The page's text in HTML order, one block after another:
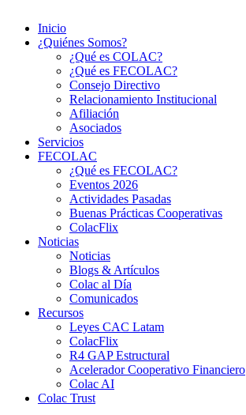
Inicio
¿Quiénes Somos?
¿Qué es COLAC?
¿Qué es FECOLAC?
Consejo Directivo
Relacionamiento Institucional
Afiliación
Asociados
Servicios
FECOLAC
¿Qué es FECOLAC?
Eventos 2026
Actividades Pasadas
Buenas Prácticas Cooperativas
ColacFlix
Noticias
Noticias
Blogs & Artículos
Colac al Día
Comunicados
Recursos
Leyes CAC Latam
ColacFlix
R4 GAP Estructural
Acelerador Cooperativo Financiero
Colac AI
Colac Trust